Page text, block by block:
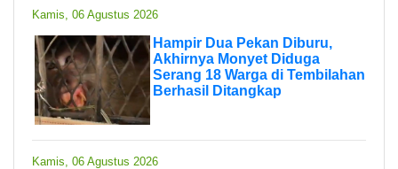
Kamis, 06 Agustus 2026
Hampir Dua Pekan Diburu,
Akhirnya Monyet Diduga
Serang 18 Warga di Tembilahan
Berhasil Ditangkap
Kamis, 06 Agustus 2026